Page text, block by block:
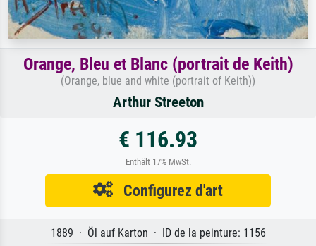
Orange, Bleu et Blanc (portrait de Keith)
(Orange, blue and white (portrait of Keith))
Arthur Streeton
€ 116.93
Enthält 17% MwSt.
Configurez d'art
1889 · Öl auf Karton · ID de la peinture: 1156